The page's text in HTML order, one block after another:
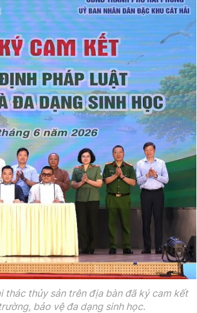
thủy sản trên địa bàn đã ký cam kết
bảo vệ đa dạng sinh học.